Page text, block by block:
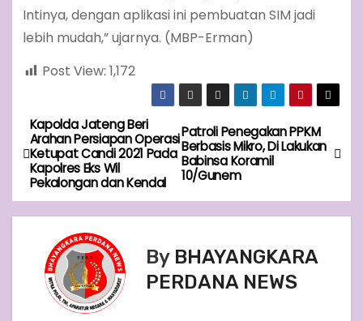
Intinya, dengan aplikasi ini pembuatan SIM jadi
lebih mudah,” ujarnya. (MBP-Erman)
Post View: 1,172
P
o
s
Patroli Penegakan PPKM
Berbasis Mikro, Di Lakukan
Babinsa Koramil
10/Gunem
Kapolda Jateng Beri
Arahan Persiapan Operasi
Ketupat Candi 2021 Pada
Kapolres Eks Wil
Pekalongan dan Kendal
By BHAYANGKARA
PERDANA NEWS